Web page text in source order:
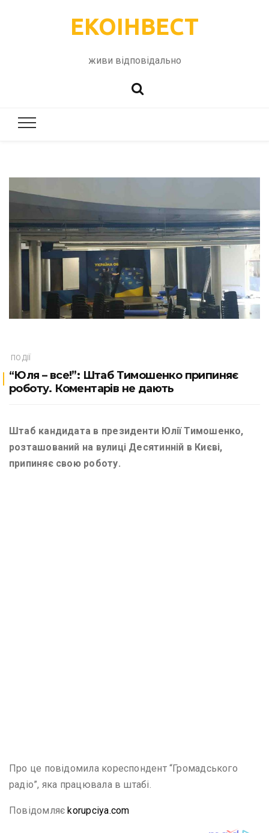
ЕКОІНВЕСТ
живи відповідально
ПОДІЇ
“Юля – все!”: Штаб Тимошенко припиняє
роботу. Коментарів не дають
Штаб кандидата в президенти Юлії Тимошенко,
розташований на вулиці Десятинній в Києві,
припиняє свою роботу.
Про це повідомила кореспондент “Громадського
радіо”, яка працювала в штабі.
Повідомляєkorupciya.com